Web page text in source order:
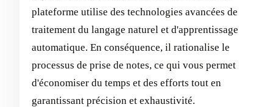
plateforme utilise des technologies avancées de
traitement du langage naturel et d'apprentissage
automatique. En conséquence, il rationalise le
processus de prise de notes, ce qui vous permet
d'économiser du temps et des efforts tout en
garantissant précision et exhaustivité.